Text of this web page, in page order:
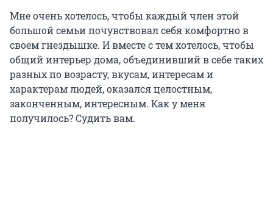
Мне очень хотелось, чтобы каждый член этой
большой семьи почувствовал себя комфортно в
своем гнездышке. И вместе с тем хотелось, чтобы
общий интерьер дома, объединивший в себе таких
разных по возрасту, вкусам, интересам и
характерам людей, оказался целостным,
законченным, интересным. Как у меня
получилось? Судить вам.